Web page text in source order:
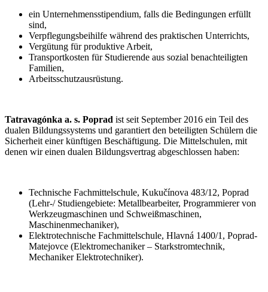
ein Unternehmensstipendium, falls die Bedingungen erfüllt
sind,
Verpflegungsbeihilfe während des praktischen Unterrichts,
Vergütung für produktive Arbeit,
Transportkosten für Studierende aus sozial benachteiligten
Familien,
Arbeitsschutzausrüstung.
Tatravagónka a. s. Poprad ist seit September 2016 ein Teil des
dualen Bildungssystems und garantiert den beteiligten Schülern die
Sicherheit einer künftigen Beschäftigung. Die Mittelschulen, mit
denen wir einen dualen Bildungsvertrag abgeschlossen haben:
Technische Fachmittelschule, Kukučínova 483/12, Poprad
(Lehr-/ Studiengebiete: Metallbearbeiter, Programmierer von
Werkzeugmaschinen und Schweißmaschinen,
Maschinenmechaniker),
Elektrotechnische Fachmittelschule, Hlavná 1400/1, Poprad-
Matejovce (Elektromechaniker – Starkstromtechnik,
Mechaniker Elektrotechniker).